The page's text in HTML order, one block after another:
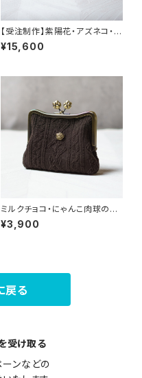
【受注制作】紫陽花・アズネコ・が
ま口ショルダーバッグ
¥15,600
ミルクチョコ・にゃんこ肉球のポ
ーチ
¥3,900
戻る
受け取る
ンなどの